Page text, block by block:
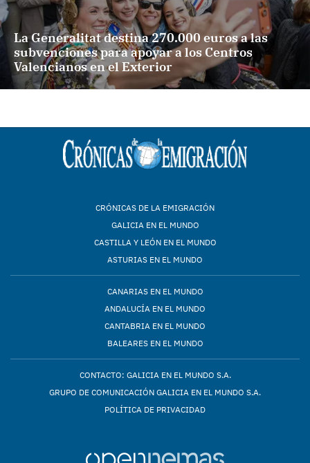
La Generalitat destina 270.000 euros a las
subvenciones para apoyar a los Centros
Valencianos en el Exterior
CRÓNICAS DE LA EMIGRACIÓN
GALICIA EN EL MUNDO
CASTILLA Y LEÓN EN EL MUNDO
ASTURIAS EN EL MUNDO
CANARIAS EN EL MUNDO
ANDALUCÍA EN EL MUNDO
CANTABRIA EN EL MUNDO
BALEARES EN EL MUNDO
CONTACTO: GALICIA EN EL MUNDO S.A.
GRUPO DE COMUNICACIÓN GALICIA EN EL MUNDO S.A.
POLÍTICA DE PRIVACIDAD